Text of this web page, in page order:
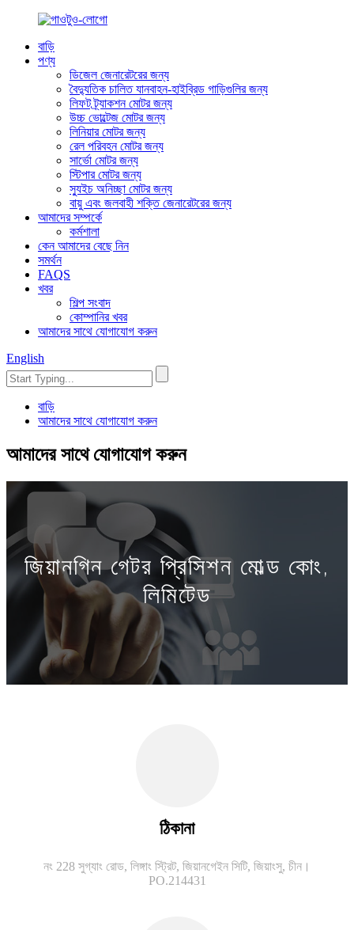
বাড়ি
পণ্য
ডিজেল জেনারেটরের জন্য
বৈদ্যুতিক চালিত যানবাহন-হাইব্রিড গাড়িগুলির জন্য
লিফট ট্র্যাকশন মোটর জন্য
উচ্চ ভোল্টেজ মোটর জন্য
লিনিয়ার মোটর জন্য
রেল পরিবহন মোটর জন্য
সার্ভো মোটর জন্য
স্টিপার মোটর জন্য
স্যুইচ অনিচ্ছা মোটর জন্য
বায়ু এবং জলবাহী শক্তি জেনারেটরের জন্য
আমাদের সম্পর্কে
কর্মশালা
কেন আমাদের বেছে নিন
সমর্থন
FAQS
খবর
শিল্প সংবাদ
কোম্পানির খবর
আমাদের সাথে যোগাযোগ করুন
English
বাড়ি
আমাদের সাথে যোগাযোগ করুন
আমাদের সাথে যোগাযোগ করুন
জিয়ানগিন গেটর প্রিসিশন মোল্ড কোং,
লিমিটেড
ঠিকানা
নং 228 সুগ্যাং রোড, লিঙ্গাং স্ট্রিট, জিয়ানগেইন সিটি, জিয়াংসু, চীন।
PO.214431